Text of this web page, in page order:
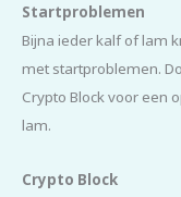
Startproblemen
Bijna ieder kalf of lam
met startproblemen.
Crypto Block voor een
lam.
Crypto Block